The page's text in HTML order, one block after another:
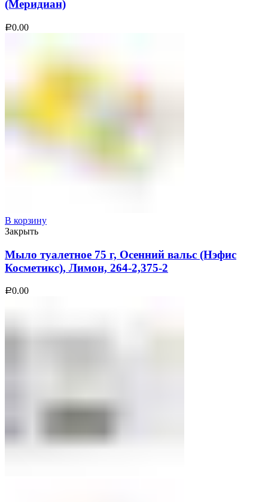
(Меридиан)
Р0.00
В корзину
Закрыть
Мыло туалетное 75 г, Осенний вальс (Нэфис
Косметикс), Лимон, 264-2,375-2
Р0.00